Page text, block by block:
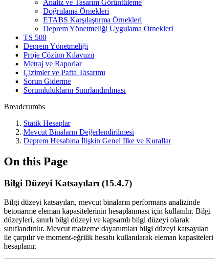
Analiz ve Tasarım Görüntüleme
Doğrulama Örnekleri
ETABS Karşılaştırma Örnekleri
Deprem Yönetmeliği Uygulama Örnekleri
TS 500
Deprem Yönetmeliği
Proje Çözüm Kılavuzu
Metraj ve Raporlar
Çizimler ve Pafta Tasarımı
Sorun Giderme
Sorumlulukların Sınırlandırılması
Breadcrumbs
Statik Hesaplar
Mevcut Binaların Değerlendirilmesi
Deprem Hesabına İlişkin Genel İlke ve Kurallar
On this Page
Bilgi Düzeyi Katsayıları (15.4.7)
Bilgi düzeyi katsayıları, mevcut binaların performans analizinde
betonarme eleman kapasitelerinin hesaplanması için kullanılır. Bilgi
düzeyleri, sınırlı bilgi düzeyi ve kapsamlı bilgi düzeyi olarak
sınıflandırılır. Mevcut malzeme dayanımları bilgi düzeyi katsayıları
ile çarpılır ve moment-eğrilik hesabı kullanılarak eleman kapasiteleri
hesaplanır.